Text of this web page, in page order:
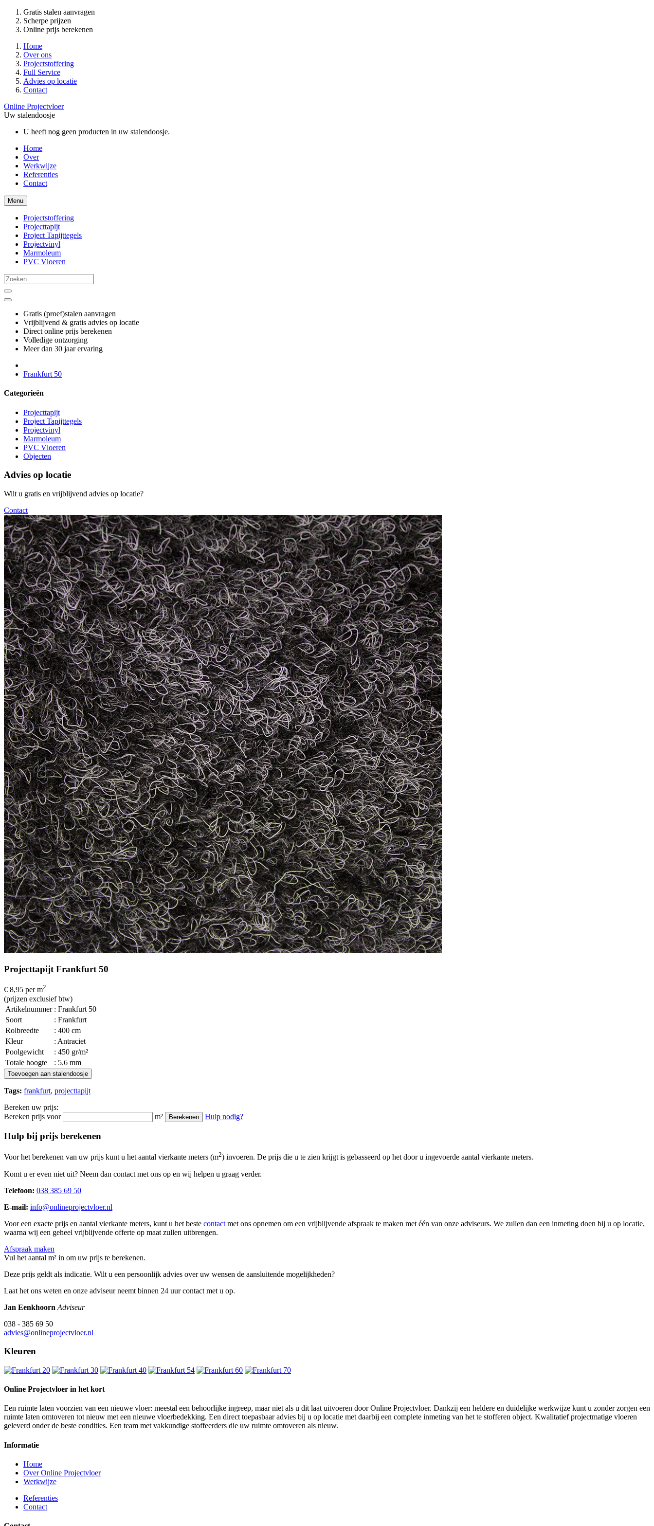
Gratis stalen aanvragen
Scherpe prijzen
Online prijs berekenen
Home
Over ons
Projectstoffering
Full Service
Advies op locatie
Contact
Online Projectvloer
Uw stalendoosje
U heeft nog geen producten in uw stalendoosje.
Home
Over
Werkwijze
Referenties
Contact
Menu
Projectstoffering
Projecttapijt
Project Tapijttegels
Projectvinyl
Marmoleum
PVC Vloeren
Gratis (proef)stalen aanvragen
Vrijblijvend & gratis advies op locatie
Direct online prijs berekenen
Volledige ontzorging
Meer dan 30 jaar ervaring
Frankfurt 50
Categorieën
Projecttapijt
Project Tapijttegels
Projectvinyl
Marmoleum
PVC Vloeren
Objecten
Advies op locatie
Wilt u gratis en vrijblijvend advies op locatie?
Contact
Projecttapijt Frankfurt 50
€ 8,95 per m2
(prijzen exclusief btw)
Artikelnummer : Frankfurt 50
Soort
: Frankfurt
Rolbreedte
: 400 cm
Kleur
: Antraciet
Poolgewicht
: 450 gr/m²
Totale hoogte
: 5.6 mm
Toevoegen aan stalendoosje
Tags: frankfurt, projecttapijt
Bereken uw prijs:
Bereken prijs voor
m² Berekenen Hulp nodig?
Hulp bij prijs berekenen
Voor het berekenen van uw prijs kunt u het aantal vierkante meters (m2) invoeren. De prijs die u te zien krijgt is gebasseerd op het door u ingevoerde aantal vierkante meters.
Komt u er even niet uit? Neem dan contact met ons op en wij helpen u graag verder.
Telefoon: 038 385 69 50
E-mail: info@onlineprojectvloer.nl
Voor een exacte prijs en aantal vierkante meters, kunt u het beste contact met ons opnemen om een vrijblijvende afspraak te maken met één van onze adviseurs. We zullen dan een inmeting doen bij u op locatie,
waarna wij een geheel vrijblijvende offerte op maat zullen uitbrengen.
Afspraak maken
Vul het aantal m² in om uw prijs te berekenen.
Deze prijs geldt als indicatie. Wilt u een persoonlijk advies over uw wensen de aansluitende mogelijkheden?
Laat het ons weten en onze adviseur neemt binnen 24 uur contact met u op.
Jan Eenkhoorn Adviseur
038 - 385 69 50
advies@onlineprojectvloer.nl
Kleuren
Online Projectvloer in het kort
Een ruimte laten voorzien van een nieuwe vloer: meestal een behoorlijke ingreep, maar niet als u dit laat uitvoeren door Online Projectvloer. Dankzij een heldere en duidelijke werkwijze kunt u zonder zorgen een
ruimte laten omtoveren tot nieuw met een nieuwe vloerbedekking. Een direct toepasbaar advies bij u op locatie met daarbij een complete inmeting van het te stofferen object. Kwalitatief projectmatige vloeren
geleverd onder de beste condities. Een team met vakkundige stoffeerders die uw ruimte omtoveren als nieuw.
Informatie
Home
Over Online Projectvloer
Werkwijze
Referenties
Contact